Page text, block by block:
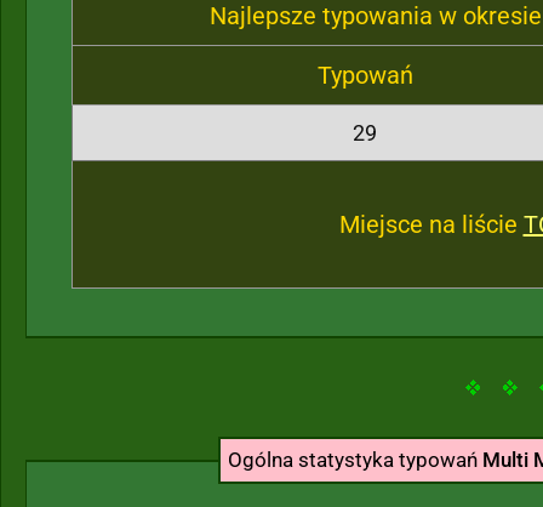
Najlepsze typowania w
Typowań
29
Miejsce na liście
Ogólna statystyka typowań Multi